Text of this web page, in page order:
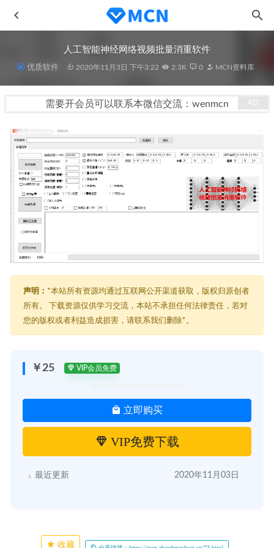
人工智能神经网络视频批量消重软件
优质软件 2020年11月3日 下午3:22 2.3K 0 MCN资料库
需要开会员可以联系本微信交流：wenmcn
声明： *本站所有资源均通过互联网公开渠道获取，版权归原创者
所有。 下载资源仅供学习交流，本站不承担任何法律责任，若对
您的版权或者利益造成损害，请联系我们删除*。
￥25 VIP会员免费
立即购买
VIP免费下载
最近更新 2020年11月03日
收藏
FormatFactory 5.4.5.1 格式工厂
抖音无水印下载（单文件）
抖音 快手 微视 无水印视频提取工具+源码 修复快手解析
BUG 更新到v2.4